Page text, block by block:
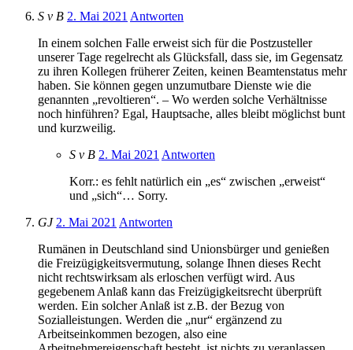
S v B 2. Mai 2021 Antworten
In einem solchen Falle erweist sich für die Postzusteller
unserer Tage regelrecht als Glücksfall, dass sie, im Gegensatz
zu ihren Kollegen früherer Zeiten, keinen Beamtenstatus mehr
haben. Sie können gegen unzumutbare Dienste wie die
genannten „revoltieren“. – Wo werden solche Verhältnisse
noch hinführen? Egal, Hauptsache, alles bleibt möglichst bunt
und kurzweilig.
S v B 2. Mai 2021 Antworten
Korr.: es fehlt natürlich ein „es“ zwischen „erweist“
und „sich“… Sorry.
GJ 2. Mai 2021 Antworten
Rumänen in Deutschland sind Unionsbürger und genießen
die Freizügigkeitsvermutung, solange Ihnen dieses Recht
nicht rechtswirksam als erloschen verfügt wird. Aus
gegebenem Anlaß kann das Freizügigkeitsrecht überprüft
werden. Ein solcher Anlaß ist z.B. der Bezug von
Sozialleistungen. Werden die „nur“ ergänzend zu
Arbeitseinkommen bezogen, also eine